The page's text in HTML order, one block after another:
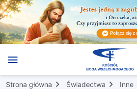
Strona główna Świadectwa Inne